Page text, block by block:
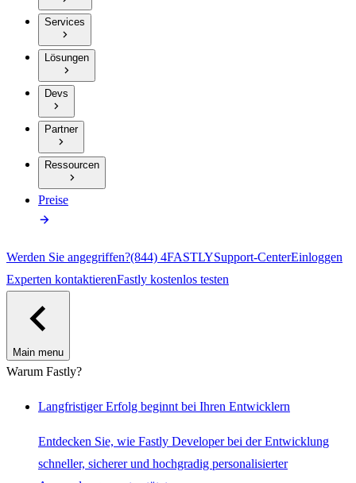
Services
Lösungen
Devs
Partner
Ressourcen
Preise
Werden Sie angegriffen?(844) 4FASTLYSupport-CenterEinloggen
Experten kontaktierenFastly kostenlos testen
Main menu
Warum Fastly?
Langfristiger Erfolg beginnt bei Ihren Entwicklern
Entdecken Sie, wie Fastly Developer bei der Entwicklung
schneller, sicherer und hochgradig personalisierter